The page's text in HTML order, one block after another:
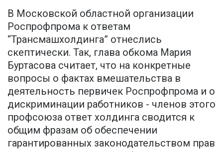
В Московской областной организации
Роспрофпрома к ответам
“Трансмашхолдинга” отнеслись
скептически. Так, глава обкома Мария
Буртасова считает, что на конкретные
вопросы о фактах вмешательства в
деятельность первичек Роспрофпрома и о
дискриминации работников - членов этого
профсоюза ответ холдинга сводится к
общим фразам об обеспечении
гарантированных законодательством прав